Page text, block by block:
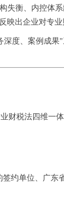
衡、内控体
映出企业对专业
度、案例成果
财税法四维一
约单位、广